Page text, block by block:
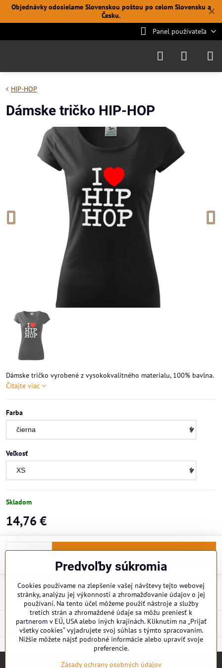
✕
Objednávky odosielame Slovenskou poštou po celom Slovensku a
Česku.
Panel používateľa
HIP-HOP
Dámske tričko HIP-HOP
Dámske tričko vyrobené z vysokokvalitného materialu, 100% bavlna.
Čítajte viac
Farba
Veľkosť
Skladom
14,76 €
Do košíka
Doručenia
Popis
Predvoľby súkromia
Cookies používame na zlepšenie vašej návštevy tejto webovej
stránky, analýzu jej výkonnosti a zhromažďovanie údajov o jej
používaní. Na tento účel môžeme použiť nástroje a služby
tretích strán a zhromaždené údaje sa môžu preniesť k
partnerom v EÚ, USA alebo iných krajinách. Kliknutím na „Prijať
všetky cookies“ vyjadrujete svoj súhlas s týmto spracovaním.
Nižšie môžete nájsť podrobné informácie alebo upraviť svoje
preferencie.
Zásady ochrany osobných údajov